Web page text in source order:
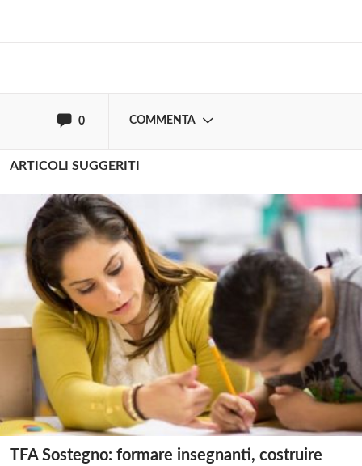
0 COMMENTA
ARTICOLI SUGGERITI
TFA Sostegno: formare insegnanti, costruire